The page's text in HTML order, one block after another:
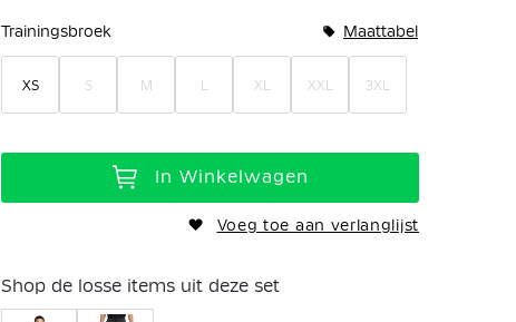
Trainingsbroek Maattabel
XS S M L XL XXL 3XL
In Winkelwagen
Voeg toe aan verlanglijst
Shop de losse items uit deze set